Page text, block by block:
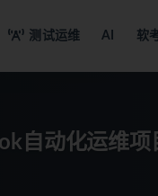
测试运维 AI 软
自动化运维项